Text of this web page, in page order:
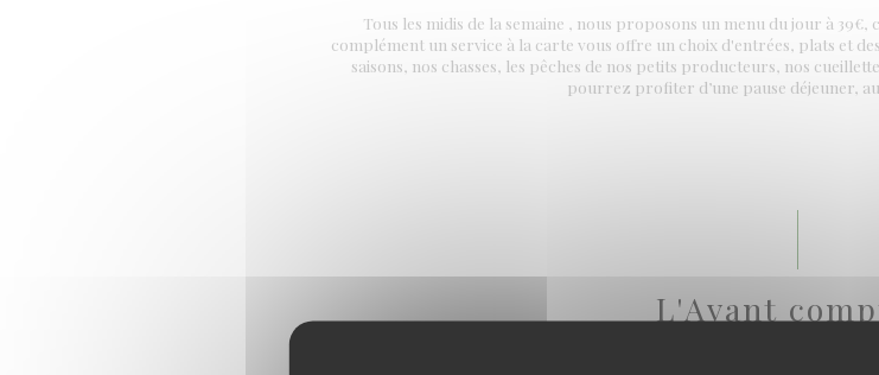
Tous les midis de la semaine , nous proposons un menu du jour à
complément un service à la carte vous offre un choix d'entrées, plats et
saisons, nos chasses, les pêches de nos petits producteurs, nos
pourrez profiter d’une pause déjeuner,
L'Avant